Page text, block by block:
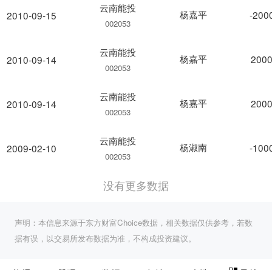
2010-09-15
2010-09-14
2010-09-14
2009-02-10
云南能投
002053
杨嘉平 -
云南能投
002053
杨嘉平
云南能投
002053
杨嘉平
云南能投
002053
杨淑南 -
没有更多数据
声明：本信息来源于东方财富Choice数据，相关数据仅供参考，若数
据有误，以交易所发布数据为准，不构成投资建议。